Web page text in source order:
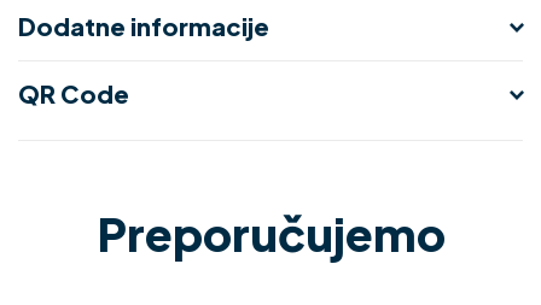
Dodatne informacije
QR Code
Preporučujemo